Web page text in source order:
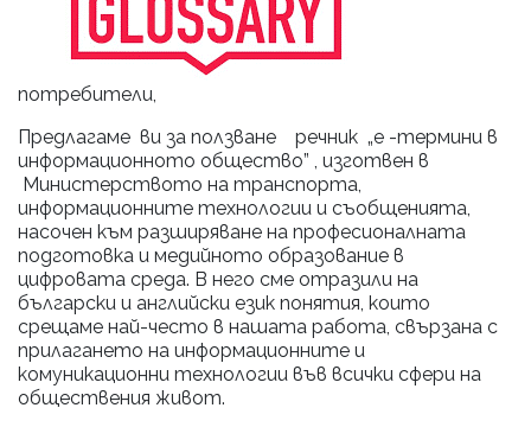
потребители,
Предлагаме ви за ползване речник „е -термини в
информационното общество” , изготвен в
Министерството на транспорта,
информационните технологии и съобщенията,
насочен към разширяване на професионалната
подготовка и медийното образование в
цифровата среда. В него сме отразили на
български и английски език понятия, които
срещаме най-често в нашата работа, свързана с
прилагането на информационните и
комуникационни технологии във всички сфери на
обществения живот.